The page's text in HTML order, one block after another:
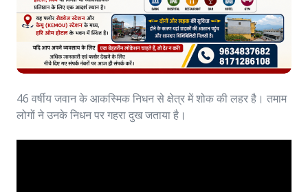
46 वर्षीय जवान के आकस्मिक निधन से क्षेत्र में शोक की लहर है। तमाम
लोगों ने उनके निधन पर गहरा दुख जताया है।